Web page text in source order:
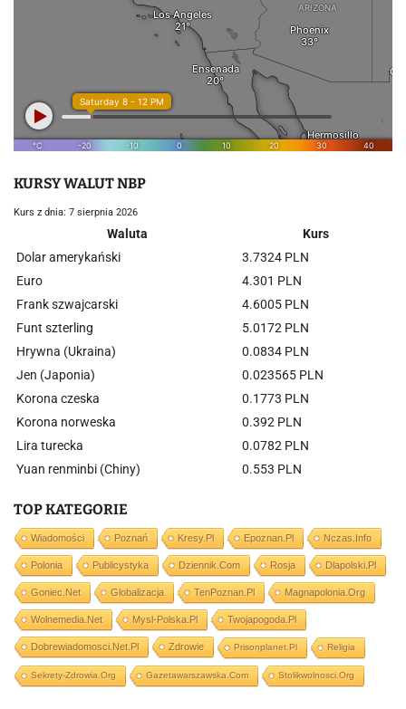
KURSY WALUT NBP
Kurs z dnia: 7 sierpnia 2026
Waluta
Kurs
Dolar amerykański
3.7324 PLN
Euro
4.301 PLN
Frank szwajcarski
4.6005 PLN
Funt szterling
5.0172 PLN
Hrywna (Ukraina)
0.0834 PLN
Jen (Japonia)
0.023565 PLN
Korona czeska
0.1773 PLN
Korona norweska
0.392 PLN
Lira turecka
0.0782 PLN
Yuan renminbi (Chiny)
0.553 PLN
TOP KATEGORIE
Wiadomości Poznań Kresy.pl Epoznan.pl Nczas.info
Polonia Publicystyka Dziennik.com Rosja Dlapolski.pl
Goniec.net Globalizacja TenPoznan.pl Magnapolonia.org
Wolnemedia.net Mysl-Polska.pl Twojapogoda.pl
Dobrewiadomosci.net.pl Zdrowie Prisonplanet.pl Religia
Sekrety-Zdrowia.org Gazetawarszawska.com Stolikwolnosci.org